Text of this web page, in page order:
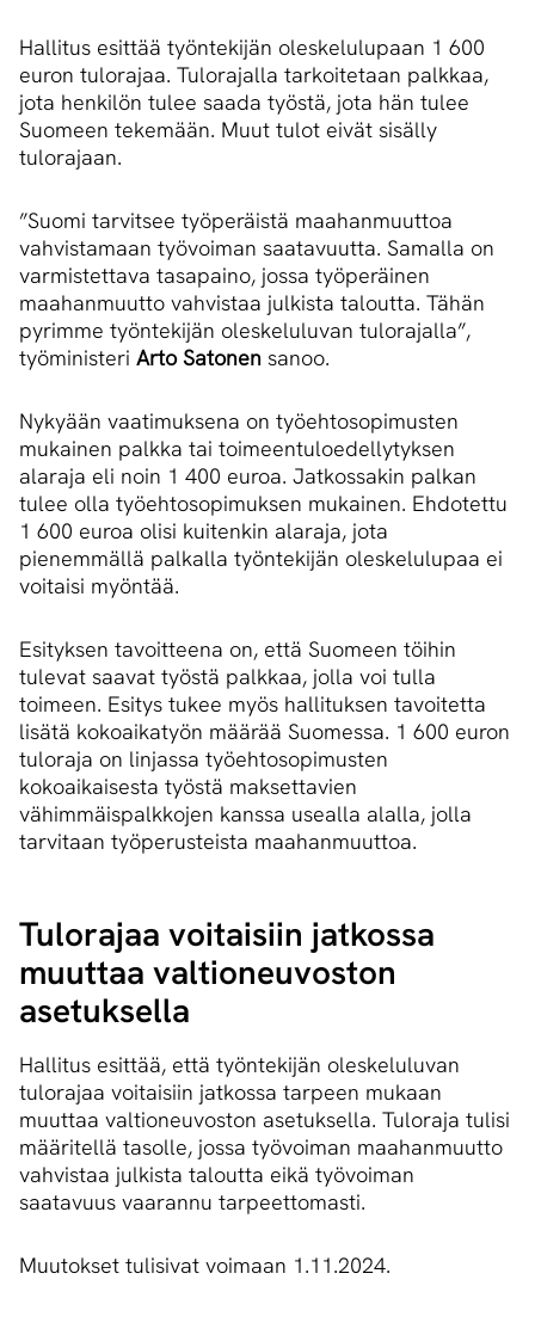
Hallitus esittää työntekijän oleskelulupaan 1 600
euron tulorajaa. Tulorajalla tarkoitetaan palkkaa,
jota henkilön tulee saada työstä, jota hän tulee
Suomeen tekemään. Muut tulot eivät sisälly
tulorajaan.
”Suomi tarvitsee työperäistä maahanmuuttoa
vahvistamaan työvoiman saatavuutta. Samalla on
varmistettava tasapaino, jossa työperäinen
maahanmuutto vahvistaa julkista taloutta. Tähän
pyrimme työntekijän oleskeluluvan tulorajalla”,
työministeri Arto Satonen sanoo.
Nykyään vaatimuksena on työehtosopimusten
mukainen palkka tai toimeentuloedellytyksen
alaraja eli noin 1 400 euroa. Jatkossakin palkan
tulee olla työehtosopimuksen mukainen. Ehdotettu
1 600 euroa olisi kuitenkin alaraja, jota
pienemmällä palkalla työntekijän oleskelulupaa ei
voitaisi myöntää.
Esityksen tavoitteena on, että Suomeen töihin
tulevat saavat työstä palkkaa, jolla voi tulla
toimeen. Esitys tukee myös hallituksen tavoitetta
lisätä kokoaikatyön määrää Suomessa. 1 600 euron
tuloraja on linjassa työehtosopimusten
kokoaikaisesta työstä maksettavien
vähimmäispalkkojen kanssa usealla alalla, jolla
tarvitaan työperusteista maahanmuuttoa.
Tulorajaa voitaisiin jatkossa
muuttaa valtioneuvoston
asetuksella
Hallitus esittää, että työntekijän oleskeluluvan
tulorajaa voitaisiin jatkossa tarpeen mukaan
muuttaa valtioneuvoston asetuksella. Tuloraja tulisi
määritellä tasolle, jossa työvoiman maahanmuutto
vahvistaa julkista taloutta eikä työvoiman
saatavuus vaarannu tarpeettomasti.
Muutokset tulisivat voimaan 1.11.2024.